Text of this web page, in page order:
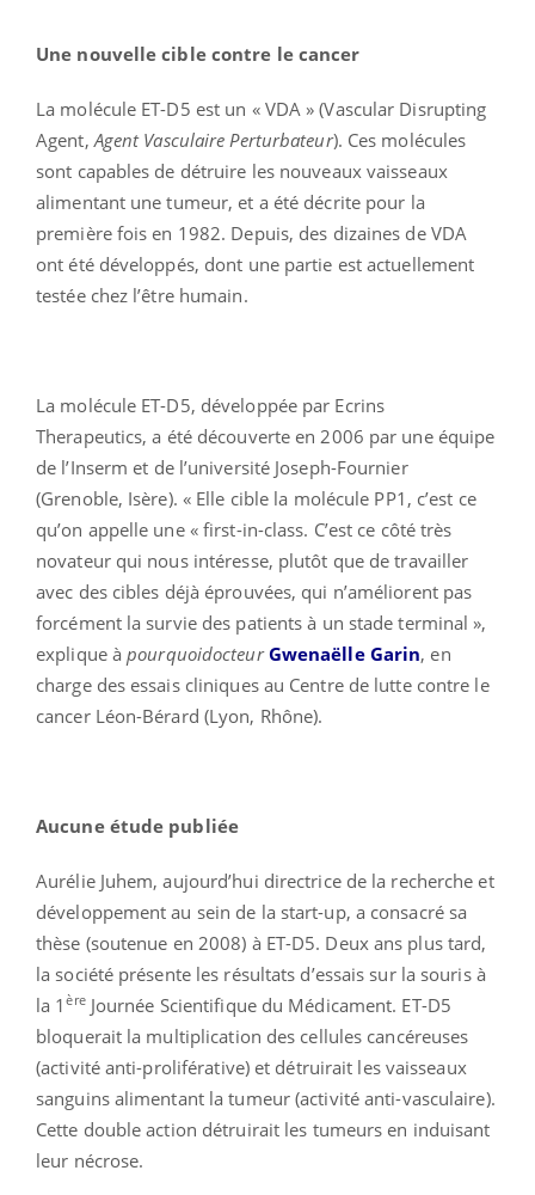
Une nouvelle cible contre le cancer
La molécule ET-D5 est un « VDA » (Vascular Disrupting
Agent, Agent Vasculaire Perturbateur). Ces molécules
sont capables de détruire les nouveaux vaisseaux
alimentant une tumeur, et a été décrite pour la
première fois en 1982. Depuis, des dizaines de VDA
ont été développés, dont une partie est actuellement
testée chez l’être humain.
La molécule ET-D5, développée par Ecrins
Therapeutics, a été découverte en 2006 par une équipe
de l’Inserm et de l’université Joseph-Fournier
(Grenoble, Isère). « Elle cible la molécule PP1, c’est ce
qu’on appelle une « first-in-class. C’est ce côté très
novateur qui nous intéresse, plutôt que de travailler
avec des cibles déjà éprouvées, qui n’améliorent pas
forcément la survie des patients à un stade terminal »,
explique àpourquoidocteur Gwenaëlle Garin, en
charge des essais cliniques au Centre de lutte contre le
cancer Léon-Bérard (Lyon, Rhône).
Aucune étude publiée
Aurélie Juhem, aujourd’hui directrice de la recherche et
développement au sein de la start-up, a consacré sa
thèse (soutenue en 2008) à ET-D5. Deux ans plus tard,
la société présente les résultats d’essais sur la souris à
la 1èreJournée Scientifique du Médicament. ET-D5
bloquerait la multiplication des cellules cancéreuses
(activité anti-proliférative) et détruirait les vaisseaux
sanguins alimentant la tumeur (activité anti-vasculaire).
Cette double action détruirait les tumeurs en induisant
leur nécrose.